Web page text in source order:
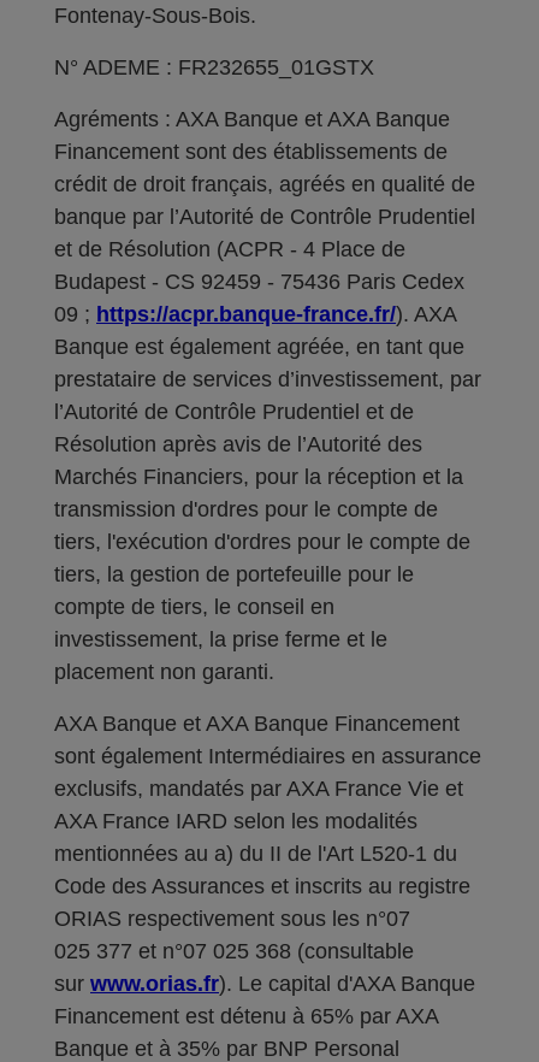
Fontenay-Sous-Bois.
N° ADEME : FR232655_01GSTX
Agréments : AXA Banque et AXA Banque
Financement sont des établissements de
crédit de droit français, agréés en qualité de
banque par l’Autorité de Contrôle Prudentiel
et de Résolution (ACPR - 4 Place de
Budapest - CS 92459 - 75436 Paris Cedex
09 ; https://acpr.banque-france.fr/). AXA
Banque est également agréée, en tant que
prestataire de services d’investissement, par
l’Autorité de Contrôle Prudentiel et de
Résolution après avis de l’Autorité des
Marchés Financiers, pour la réception et la
transmission d'ordres pour le compte de
tiers, l'exécution d'ordres pour le compte de
tiers, la gestion de portefeuille pour le
compte de tiers, le conseil en
investissement, la prise ferme et le
placement non garanti.
AXA Banque et AXA Banque Financement
sont également Intermédiaires en assurance
exclusifs, mandatés par AXA France Vie et
AXA France IARD selon les modalités
mentionnées au a) du II de l'Art L520-1 du
Code des Assurances et inscrits au registre
ORIAS respectivement sous les n°07
025 377 et n°07 025 368 (consultable
sur www.orias.fr). Le capital d'AXA Banque
Financement est détenu à 65% par AXA
Banque et à 35% par BNP Personal